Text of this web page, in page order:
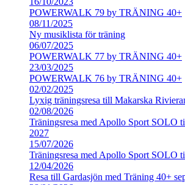
POWERWALK 79 by TRÄNING 40+
08/11/2025
Ny musiklista för träning
06/07/2025
POWERWALK 77 by TRÄNING 40+
23/03/2025
POWERWALK 76 by TRÄNING 40+
02/02/2025
Lyxig träningsresa till Makarska
02/08/2026
Träningsresa med Apollo Sport SOLO
2027
15/07/2026
Träningsresa med Apollo Sport SOLO
12/04/2026
Resa till Gardasjön med Träning 40+